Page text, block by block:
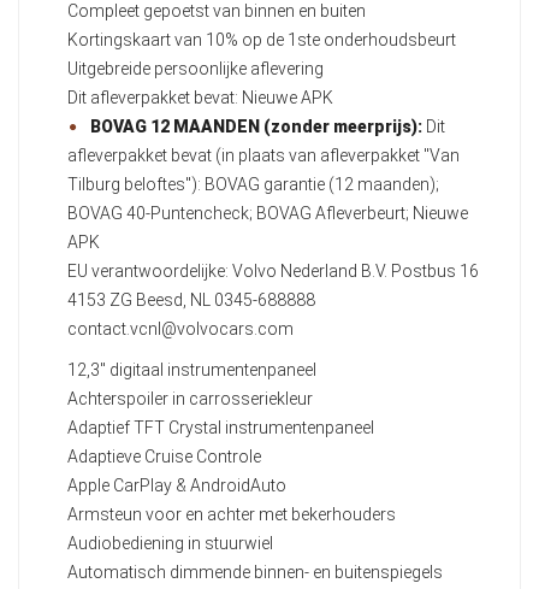
Compleet gepoetst van binnen en buiten
Kortingskaart van 10% op de 1ste onderhoudsbeurt
Uitgebreide persoonlijke aflevering
Dit afleverpakket bevat: Nieuwe APK
BOVAG 12 MAANDEN (zonder meerprijs): Dit
afleverpakket bevat (in plaats van afleverpakket "Van
Tilburg beloftes"): BOVAG garantie (12 maanden);
BOVAG 40-Puntencheck; BOVAG Afleverbeurt; Nieuwe
APK
EU verantwoordelijke: Volvo Nederland B.V. Postbus 16
4153 ZG Beesd, NL 0345-688888
contact.vcnl@volvocars.com
12,3" digitaal instrumentenpaneel
Achterspoiler in carrosseriekleur
Adaptief TFT Crystal instrumentenpaneel
Adaptieve Cruise Controle
Apple CarPlay & AndroidAuto
Armsteun voor en achter met bekerhouders
Audiobediening in stuurwiel
Automatisch dimmende binnen- en buitenspiegels